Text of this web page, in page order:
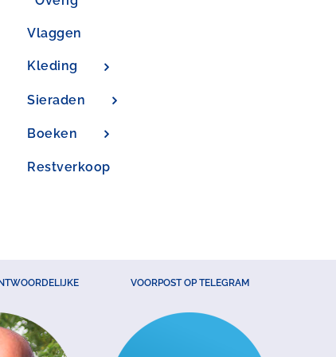
Vlaggen
Kleding
Sieraden
Boeken
Restverkoop
VOORPOST OP TELEGRAM